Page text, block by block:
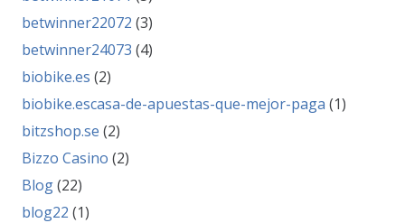
betwinner22072 (3)
betwinner24073 (4)
biobike.es (2)
biobike.escasa-de-apuestas-que-mejor-paga (1)
bitzshop.se (2)
Bizzo Casino (2)
Blog(22)
blog22 (1)